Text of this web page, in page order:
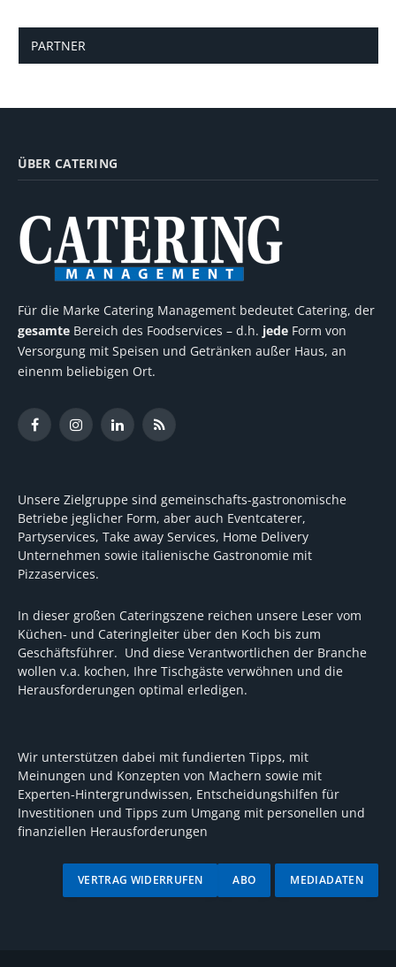
PARTNER
ÜBER CATERING
Für die Marke Catering Management bedeutet Catering, der
gesamte Bereich des Foodservices – d.h. jede Form von
Versorgung mit Speisen und Getränken außer Haus, an
einenm beliebigen Ort.
FacebookInstagramLinkedInRSS
Unsere Zielgruppe sind gemeinschafts-gastronomische
Betriebe jeglicher Form, aber auch Eventcaterer,
Partyservices, Take away Services, Home Delivery
Unternehmen sowie italienische Gastronomie mit
Pizzaservices.
In dieser großen Cateringszene reichen unsere Leser vom
Küchen- und Cateringleiter über den Koch bis zum
Geschäftsführer. Und diese Verantwortlichen der Branche
wollen v.a. kochen, Ihre Tischgäste verwöhnen und die
Herausforderungen optimal erledigen.
Wir unterstützen dabei mit fundierten Tipps, mit
Meinungen und Konzepten von Machern sowie mit
Experten-Hintergrundwissen, Entscheidungshilfen für
Investitionen und Tipps zum Umgang mit personellen und
finanziellen Herausforderungen
MEDIADATEN
ABO
VERTRAG WIDERRUFEN